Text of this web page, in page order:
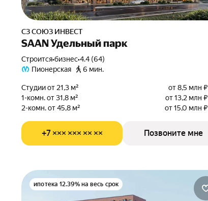
СЗ СОЮЗ ИНВЕСТ
SAAN Удельный парк
Строится•бизнес•4.4 (64)
Пионерская
6 мин.
Студии от 21,3 м²
от 8,5 млн ₽
1-комн. от 31,8 м²
от 13,2 млн ₽
2-комн. от 45,8 м²
от 15,0 млн ₽
+7 ××× ××× ×× ×× Позвоните мне
ипотека 12.39% на весь срок